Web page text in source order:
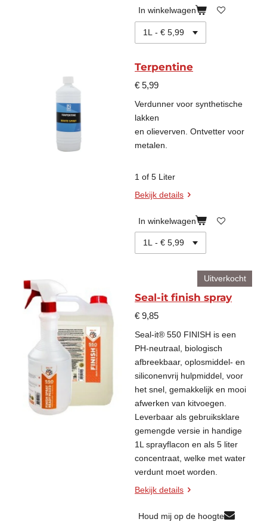
In winkelwagen
Terpentine
€ 5,99
Verdunner voor synthetische
lakken
en olieverven. Ontvetter voor
metalen.
1 of 5 Liter
Bekijk details
In winkelwagen
Uitverkocht
Seal-it finish spray
€ 9,85
Seal-it® 550 FINISH is een
PH-neutraal, biologisch
afbreekbaar, oplosmiddel- en
siliconenvrij hulpmiddel, voor
het snel, gemakkelijk en mooi
afwerken van kitvoegen.
Leverbaar als gebruiksklare
gemengde versie in handige
1L sprayflacon en als 5 liter
concentraat, welke met water
verdunt moet worden.
Bekijk details
Houd mij op de hoogte